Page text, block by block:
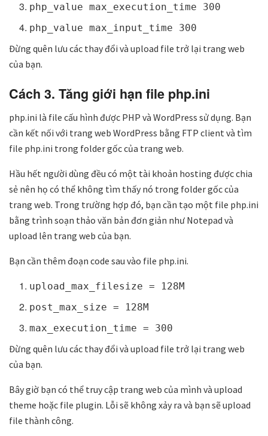
php_value max_execution_time 300
php_value max_input_time 300
Đừng quên lưu các thay đổi và upload file trở lại trang web
của bạn.
Cách 3. Tăng giới hạn file php.ini
php.ini là file cấu hình được PHP và WordPress sử dụng. Bạn
cần kết nối với trang web WordPress bằng FTP client và tìm
file php.ini trong folder gốc của trang web.
Hầu hết người dùng đều có một tài khoản hosting được chia
sẻ nên họ có thể không tìm thấy nó trong folder gốc của
trang web. Trong trường hợp đó, bạn cần tạo một file php.ini
bằng trình soạn thảo văn bản đơn giản như Notepad và
upload lên trang web của bạn.
Bạn cần thêm đoạn code sau vào file php.ini.
upload_max_filesize = 128M
post_max_size = 128M
max_execution_time = 300
Đừng quên lưu các thay đổi và upload file trở lại trang web
của bạn.
Bây giờ bạn có thể truy cập trang web của mình và upload
theme hoặc file plugin. Lỗi sẽ không xảy ra và bạn sẽ upload
file thành công.